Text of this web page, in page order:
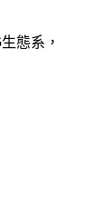
態系，